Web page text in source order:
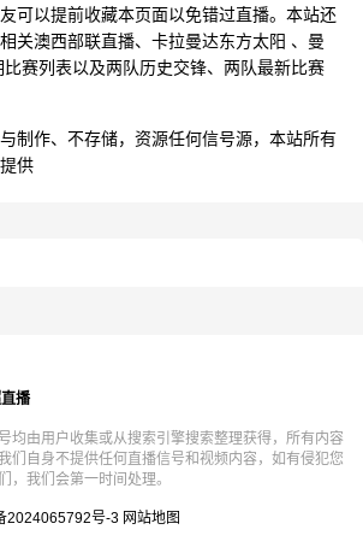
可以提前收藏本页面以免错过直播。本站还
关澳西部联直播、卡拉曼达东方太阳 、曼
赛列表以及两队历史交锋、两队最新比赛
制作、不存储，资源任何信号源，本站所有
供
播
均由用户收集或从搜索引擎搜索整理获得，所有内容
们自身不提供任何直播信号和视频内容，如有侵犯您
，我们会第一时间处理。
2024065792号-3 网站地图